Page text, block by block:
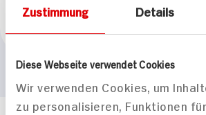
Zustimmung Details
Diese Webseite verwendet Cookies
Wir verwenden Cookies, um
zu personalisieren, Funktionen
Marke
Cavendish & Harvey